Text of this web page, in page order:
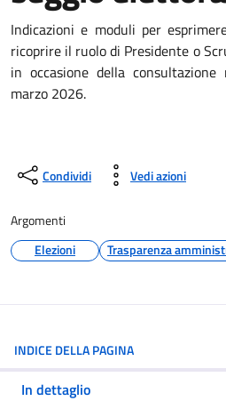
Indicazioni e moduli per
ricoprire il ruolo di Presidente o
in occasione della
marzo 2026.
Condividi Vedi azioni
Argomenti
Elezioni
Trasparenza
INDICE DELLA PAGINA
In dettaglio